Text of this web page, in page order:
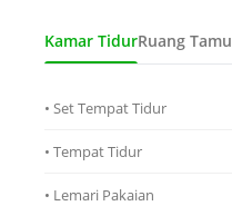
Kamar TidurRuang Tamu
• Set Tempat Tidur
• Tempat Tidur
• Lemari Pakaian